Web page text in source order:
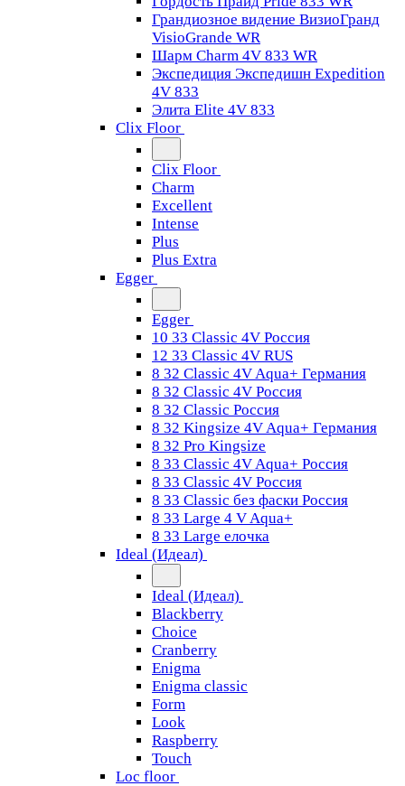
Грандиозное видение ВизиоГранд
VisioGrande WR
Шарм Charm 4V 833 WR
Экспедиция Экспедишн Expedition
4V 833
Элита Elite 4V 833
Clix Floor
Clix Floor
Charm
Excellent
Intense
Plus
Plus Extra
Egger
Egger
10 33 Classic 4V Россия
12 33 Classic 4V RUS
8 32 Classic 4V Aqua+ Германия
8 32 Classic 4V Россия
8 32 Classic Россия
8 32 Kingsize 4V Aqua+ Германия
8 32 Pro Kingsize
8 33 Classic 4V Aqua+ Россия
8 33 Classic 4V Россия
8 33 Classic без фаски Россия
8 33 Large 4 V Aqua+
8 33 Large елочка
Ideal (Идеал)
Ideal (Идеал)
Blackberry
Choice
Cranberry
Enigma
Enigma classic
Form
Look
Raspberry
Touch
Loc floor